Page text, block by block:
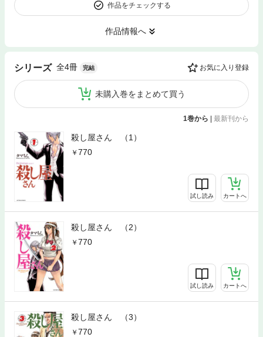
作品をチェックする
作品情報へ
シリーズ 全4冊 完結 お気に入り登録
未購入巻をまとめて買う
1巻から | 最新刊から
殺し屋さん （1）
770
試し読み カートへ
殺し屋さん （2）
770
試し読み カートへ
殺し屋さん （3）
770